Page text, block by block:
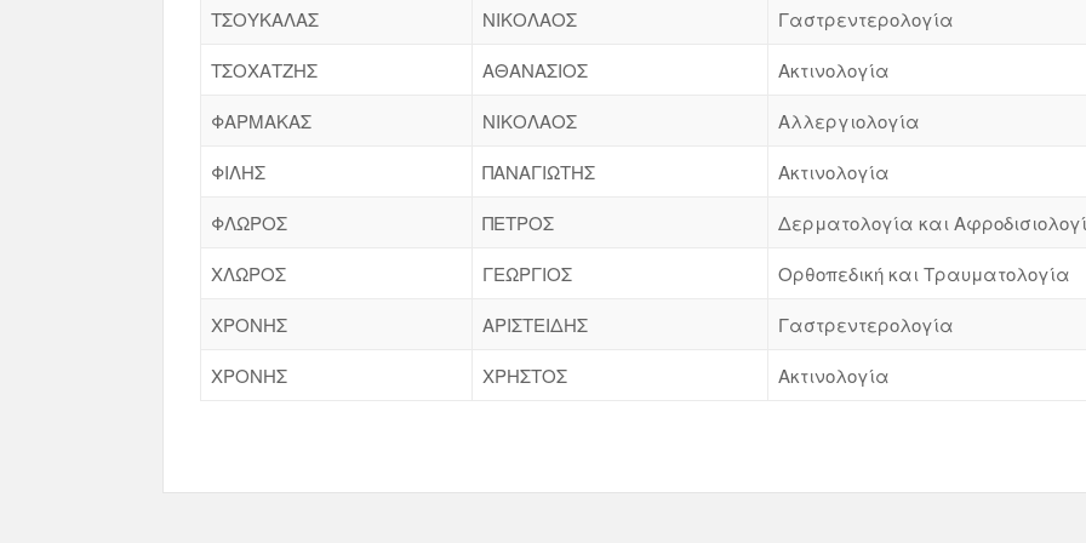
ΤΣΟΥΚΑΛΑΣ ΝΙΚΟΛΑΟΣ
Γαστρεντερολογία
ΤΣΟΧΑΤΖΗΣ
ΑΘΑΝΑΣΙΟΣ
Ακτινολογία
ΦΑΡΜΑΚΑΣ
ΝΙΚΟΛΑΟΣ
Αλλεργιολογία
ΦΙΛΗΣ
ΠΑΝΑΓΙΩΤΗΣ
Ακτινολογία
ΦΛΩΡΟΣ
ΠΕΤΡΟΣ
Δερματολογία και
ΧΛΩΡΟΣ
ΓΕΩΡΓΙΟΣ
Ορθοπεδική και Τραυματολογία
ΧΡΟΝΗΣ
ΑΡΙΣΤΕΙΔΗΣ
Γαστρεντερολογία
ΧΡΟΝΗΣ
ΧΡΗΣΤΟΣ Ακτινολογία